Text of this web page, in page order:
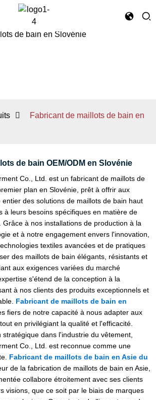
Fabricant de maillots de bain en
de bain OEM/ODM en Slovénie
Co., Ltd. est un fabricant de maillots de
plan en Slovénie, prêt à offrir aux
des solutions de maillots de bain haut
à leurs besoins spécifiques en matière de
à nos installations de production à la
et à notre engagement envers l'innovation,
textiles avancées et de pratiques
des maillots de bain élégants, résistants et
aux exigences variées du marché
s'étend de la conception à la
à nos clients des produits exceptionnels et
Fabricant de maillots de bain en
fiers de notre capacité à nous adapter aux
en privilégiant la qualité et l'efficacité.
dans l'industrie du vêtement,
Co., Ltd. est reconnue comme une
Fabricant de maillots de bain en Asie du
de la fabrication de maillots de bain en Asie,
collabore étroitement avec ses clients
visions, que ce soit par le biais de marques